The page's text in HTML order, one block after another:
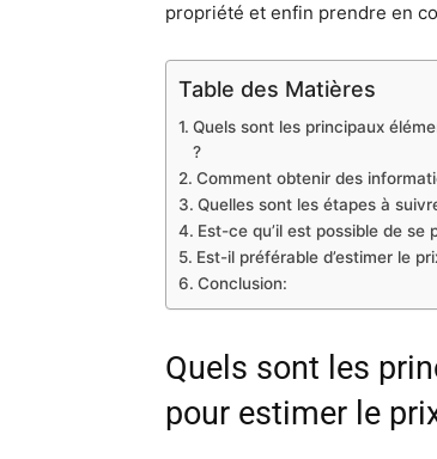
propriété et enfin prendre en
Table des Matières
Quels sont les principaux
?
Comment obtenir des
Quelles sont les étapes à
Est-ce qu’il est possible de
Est-il préférable d’estimer le
Conclusion:
Quels sont les
pour estimer le